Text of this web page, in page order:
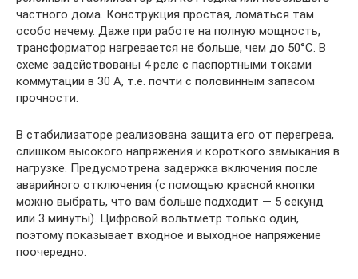
частного дома. Конструкция простая, ломаться там
особо нечему. Даже при работе на полную мощность,
трансформатор нагревается не больше, чем до 50°C. В
схеме задействованы 4 реле с паспортными токами
коммутации в 30 А, т.е. почти с половинным запасом
прочности.
В стабилизаторе реализована защита его от перегрева,
слишком высокого напряжения и короткого замыкания в
нагрузке. Предусмотрена задержка включения после
аварийного отключения (с помощью красной кнопки
можно выбрать, что вам больше подходит — 5 секунд
или 3 минуты). Цифровой вольтметр только один,
поэтому показывает входное и выходное напряжение
поочередно.